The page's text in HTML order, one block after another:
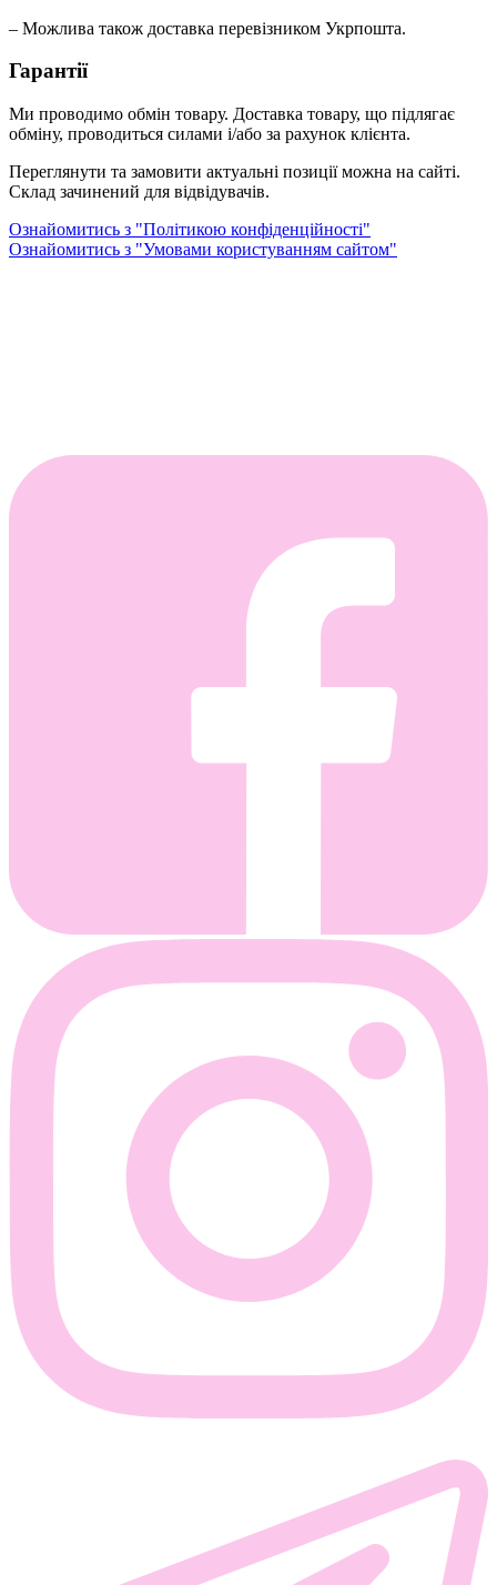
– Можлива також доставка перевізником Укрпошта.
Гарантії
Ми проводимо обмін товару. Доставка товару, що підлягає
обміну, проводиться силами і/або за рахунок клієнта.
Переглянути та замовити актуальні позиції можна на сайті.
Склад зачинений для відвідувачів.
Ознайомитись з "Політикою конфіденційності"
Ознайомитись з "Умовами користуванням сайтом"